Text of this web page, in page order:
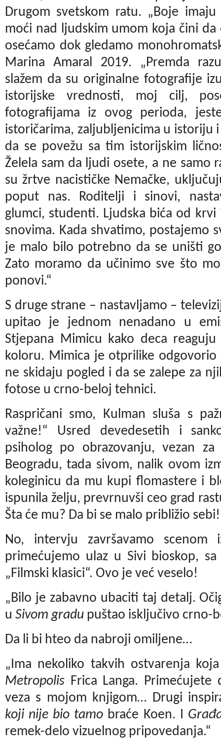
Drugom svetskom ratu. „Boje
moći nad ljudskim umom koja čini da
osećamo dok gledamo
Marina Amaral 2019. „Premda
slažem da su originalne fotografije
istorijske vrednosti, moj cilj,
fotografijama iz ovog perioda,
istoričarima, zaljubljenicima u istoriju
da se povežu sa tim istorijskim
Želela sam da ljudi osete, a ne samo
su žrtve nacističke Nemačke,
poput nas. Roditelji i sinovi,
glumci, studenti. Ljudska bića od krvi
snovima. Kada shvatimo, postajemo
je malo bilo potrebno da se uništi
Zato moramo da učinimo sve što
ponovi.“
S druge strane – nastavljamo –
upitao je jednom nenadano u
Stjepana Mimicu kako deca
koloru. Mimica je otprilike
ne skidaju pogled i da se zalepe za
fotose u crno-beloj tehnici.
Raspričani smo, Kulman sluša s
važne!“ Usred devedesetih i
psiholog po obrazovanju, vezan
Beogradu, tada sivom, nalik ovom
koleginicu da mu kupi flomastere i
ispunila želju, prevrnuvši ceo grad
Šta će mu? Da bi se malo približio sebi!
No, intervju završavamo scenom
primećujemo ulaz u Sivi bioskop,
„Filmski klasici“. Ovo je već veselo!
„Bilo je zabavno ubaciti taj detalj.
u Sivom gradu puštao isključivo crno-
Da li bi hteo da nabroji omiljene…
„Ima nekoliko takvih ostvarenja
Metropolis Frica Langa.
veza s mojom knjigom… Drugi
koji nije bio tamo braće Koen. I
remek-delo vizuelnog pripovedanja.“